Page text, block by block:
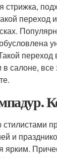
стрижка,
переход
салоне, все
и
ярким.